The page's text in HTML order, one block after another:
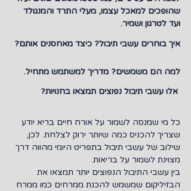
שהופכים למאכל עצמו, מעלי התרד והמנגולד
ועד לטרגון ושמיר.
איך בוחרים עשבי תיבול? כיצד מאחסנים אותם?
למה הם משמשים? מדריך למשתמש מתחיל.
כל מי שמנסה לשמור על אורח חיים בריא יודע
שצריך להכניס כמה שיותר ירוק לצלחת. לכן,
שילוב של עשבי תיבול בתפריט היומי מהווה דרך
מצוינת לשמור על בריאות.
בין עשבי התיבול הנפוצים יותר תמצאו את
הבזיליקום שמשמש להכנת ממרחים כמו ממרח